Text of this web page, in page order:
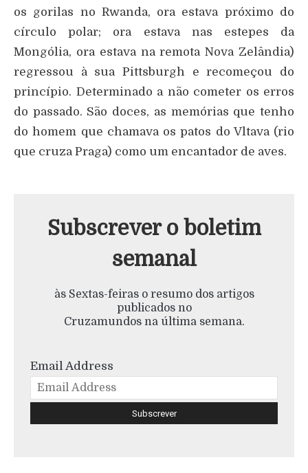
os gorilas no Rwanda, ora estava próximo do
círculo polar; ora estava nas estepes da
Mongólia, ora estava na remota Nova Zelândia)
regressou à sua Pittsburgh e recomeçou do
princípio. Determinado a não cometer os erros
do passado. São doces, as memórias que tenho
do homem que chamava os patos do Vltava (rio
que cruza Praga) como um encantador de aves.
Subscrever o boletim
semanal
às Sextas-feiras o resumo dos artigos
publicados no
Cruzamundos na última semana.
Email Address